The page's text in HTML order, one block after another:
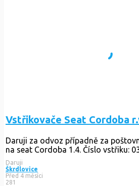
Vstřikovače Seat Cordoba
Daruji za odvoz případně za
na seat Cordoba 1.4. Číslo vstřiku:
Daruji
Škrdlovice
Před 4 měsíci
281